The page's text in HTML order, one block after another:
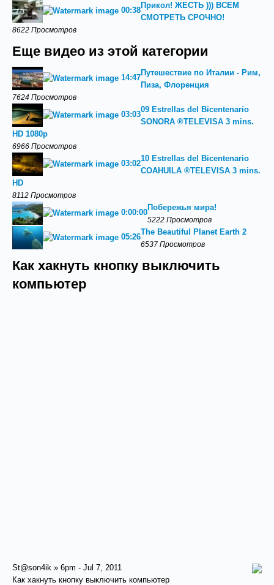
00:38
Прикол! ЖЕСТЬ ))) ВСЕМ
СМОТРЕТЬ СРОЧНО!
8622 Просмотров
Еще видео из этой категории
14:47
Путешествие по Италии - Рим,
Пиза, Флоренция
7624 Просмотров
03:03
09 Estrellas del Bicentenario
SONORA ®TELEVISA 3 mins.
HD 1080p
6966 Просмотров
03:02
10 Estrellas del Bicentenario
COAHUILA ®TELEVISA 3 mins.
HD
8112 Просмотров
0:00:00
Побережья мира!
5222 Просмотров
05:26
The Beautiful Planet Earth 2
6537 Просмотров
Как хакнуть кнопку выключить
компьютер
St@son4ik » 6pm - Jul 7, 2011
Как хакнуть кнопку выключить компьютер